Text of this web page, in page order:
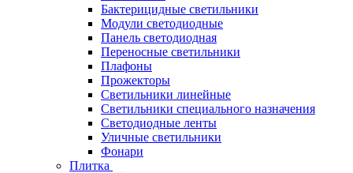
Бактерицидные светильники
Модули светодиодные
Панель светодиодная
Переносные светильники
Плафоны
Прожекторы
Светильники линейные
Светильники специального назначения
Светодиодные ленты
Уличные светильники
Фонари
Плитка